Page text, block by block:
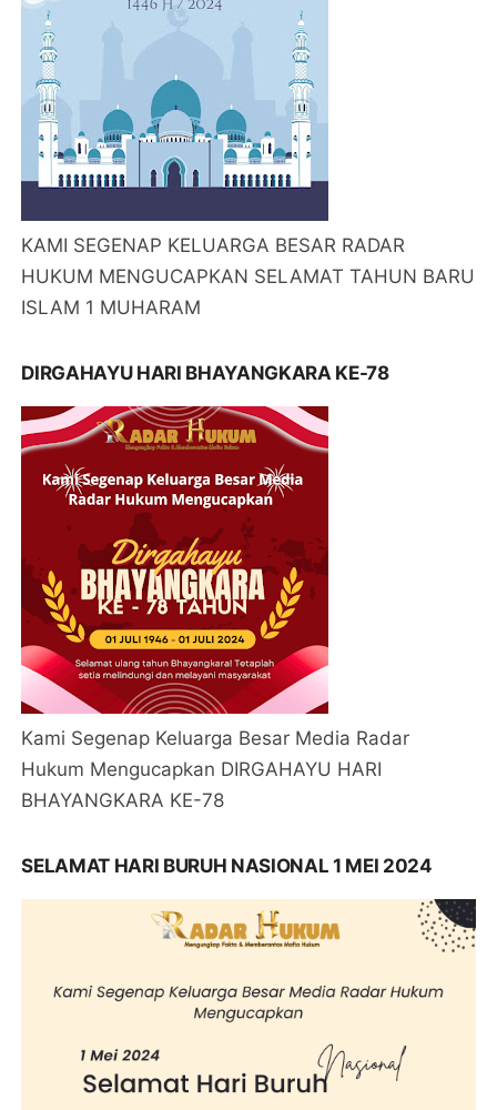
KAMI SEGENAP KELUARGA BESAR RADAR
HUKUM MENGUCAPKAN SELAMAT TAHUN BARU
ISLAM 1 MUHARAM
DIRGAHAYU HARI BHAYANGKARA KE-78
Kami Segenap Keluarga Besar Media Radar
Hukum Mengucapkan DIRGAHAYU HARI
BHAYANGKARA KE-78
SELAMAT HARI BURUH NASIONAL 1 MEI 2024